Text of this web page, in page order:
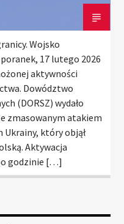
Wojsko
17 lutego 2026
aktywności
Dowództwo
(DORSZ) wydało
zmasowanym atakiem
który objął
Aktywacja
godzinie […]